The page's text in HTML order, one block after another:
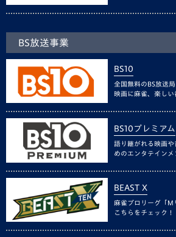
BS放送事業
BS10
全国無料のBS放送
映画に麻雀、楽しい
BS10プレミアム
語り継がれる映画
めのエンタテイン
BEAST X
麻雀プロリーグ「M
こちらをチェック！